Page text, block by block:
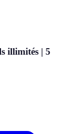
illimités | 5